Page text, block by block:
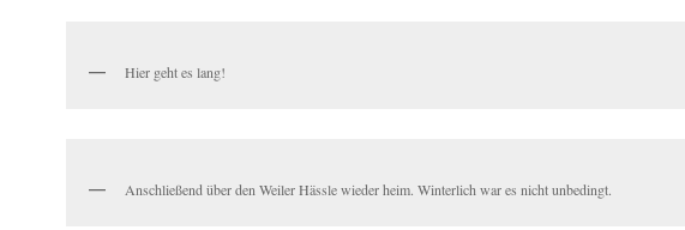
Hier geht es lang!
Anschließend über den Weiler Hässle wieder heim. Winterlich war es nicht unbedingt.